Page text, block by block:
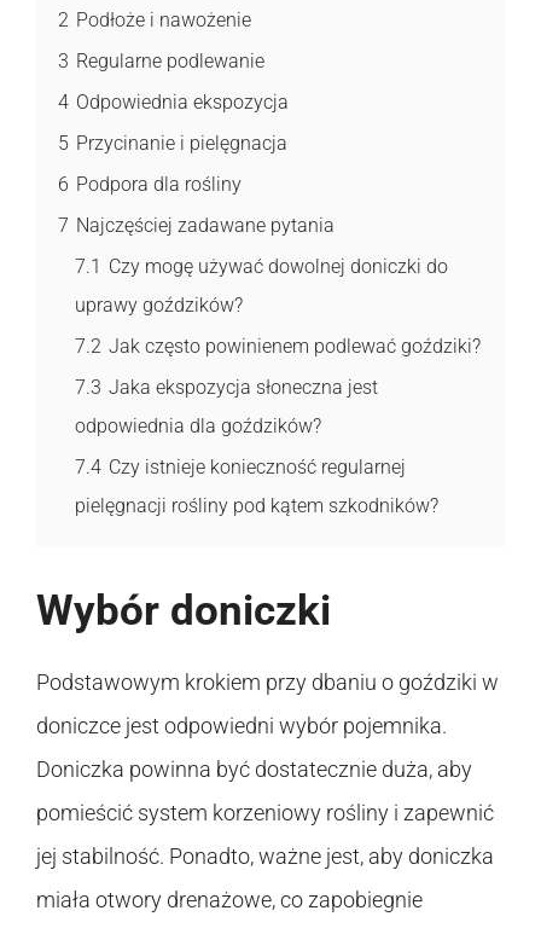
2 Podłoże i nawożenie
3 Regularne podlewanie
4 Odpowiednia ekspozycja
5 Przycinanie i pielęgnacja
6 Podpora dla rośliny
7 Najczęściej zadawane pytania
7.1 Czy mogę używać dowolnej doniczki do
uprawy goździków?
7.2 Jak często powinienem podlewać goździki?
7.3 Jaka ekspozycja słoneczna jest
odpowiednia dla goździków?
7.4 Czy istnieje konieczność regularnej
pielęgnacji rośliny pod kątem szkodników?
Wybór doniczki
Podstawowym krokiem przy dbaniu o goździki w
doniczce jest odpowiedni wybór pojemnika.
Doniczka powinna być dostatecznie duża, aby
pomieścić system korzeniowy rośliny i zapewnić
jej stabilność. Ponadto, ważne jest, aby doniczka
miała otwory drenażowe, co zapobiegnie